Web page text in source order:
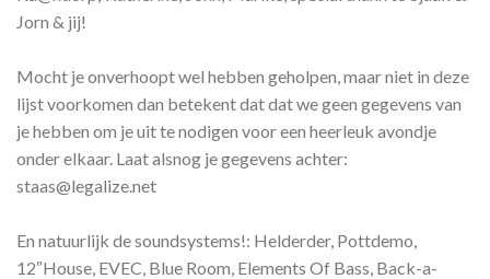
Jorn & jij!
Mocht je onverhoopt wel hebben geholpen, maar niet in deze
lijst voorkomen dan betekent dat dat we geen gegevens van
je hebben om je uit te nodigen voor een heerleuk avondje
onder elkaar. Laat alsnog je gegevens achter:
staas@legalize.net
En natuurlijk de soundsystems!: Helderder, Pottdemo,
12″House, EVEC, Blue Room, Elements Of Bass, Back-a-